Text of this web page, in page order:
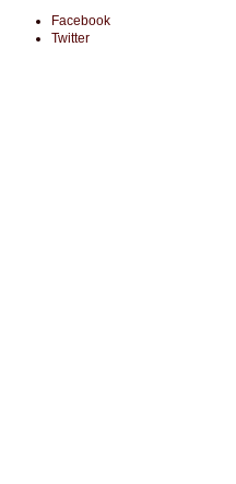
Facebook
Twitter